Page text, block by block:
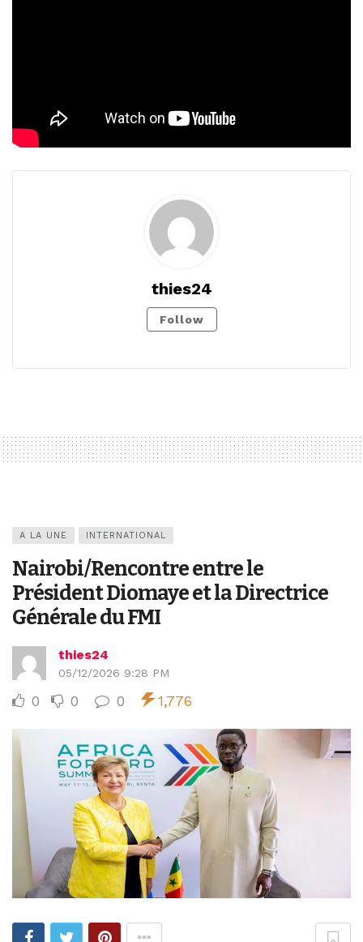
thies24
Follow
A LA UNE INTERNATIONAL
Nairobi/Rencontre entre le
Président Diomaye et la Directrice
Générale du FMI
thies24
05/12/2026 9:28 PM
0 0 0 1,776